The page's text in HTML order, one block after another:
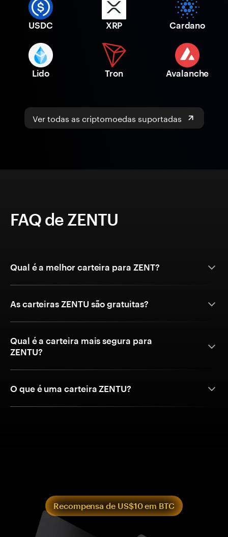
USDC XRP Cardano
Lido Tron Avalanche
Ver todas as criptomoedas suportadas
FAQ de ZENTU
Qual é a melhor carteira para ZENT?
As carteiras ZENTU são gratuitas?
Qual é a carteira mais segura para
ZENTU?
O que é uma carteira ZENTU?
Recompensa de US$10 em BTC